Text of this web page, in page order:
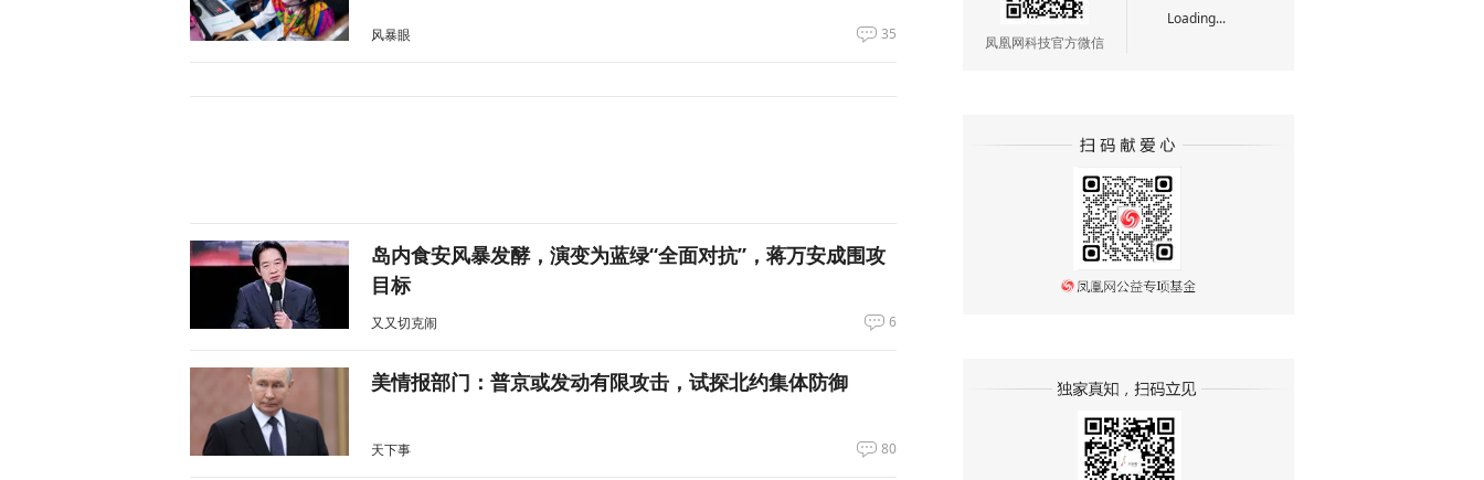
风暴眼 35
岛内食安风暴发酵，演变为蓝绿“全面对抗”，蒋万安成围攻
目标
又又切克闹 6
美情报部门：普京或发动有限攻击，试探北约集体防御
天下事 80
凤凰网科技官方微信
Loading...